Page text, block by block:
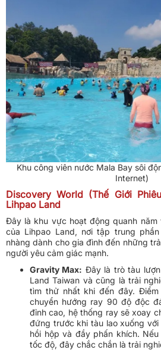
Khu công viên nước Mala Bay sôi
Internet)
Discovery World (Thế Giới
Lihpao Land
Đây là khu vực hoạt động quanh năm
của Lihpao Land, nơi tập trung
nhàng dành cho gia đình đến những
người yêu cảm giác mạnh.
Gravity Max: Đây là trò tàu
Land Taiwan và cũng là trải
tìm thử nhất khi đến đây.
chuyển hướng ray 90 độ độc
đỉnh cao, hệ thống ray sẽ xoay
đứng trước khi tàu lao xuống
hồi hộp và đầy phấn khích.
tốc độ, đây chắc chắn là trải